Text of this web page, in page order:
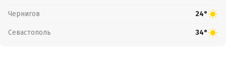
Чернигов 24°
Севастополь 34°